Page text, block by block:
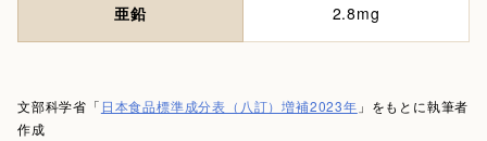
亜鉛 2.8mg
文部科学省「 日本食品標準成分表（八訂）増補2023年 」をもとに執筆者
作成